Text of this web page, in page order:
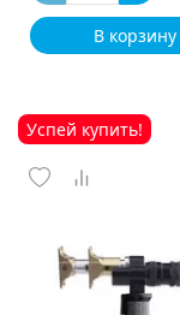
В корзину
Успей купить!